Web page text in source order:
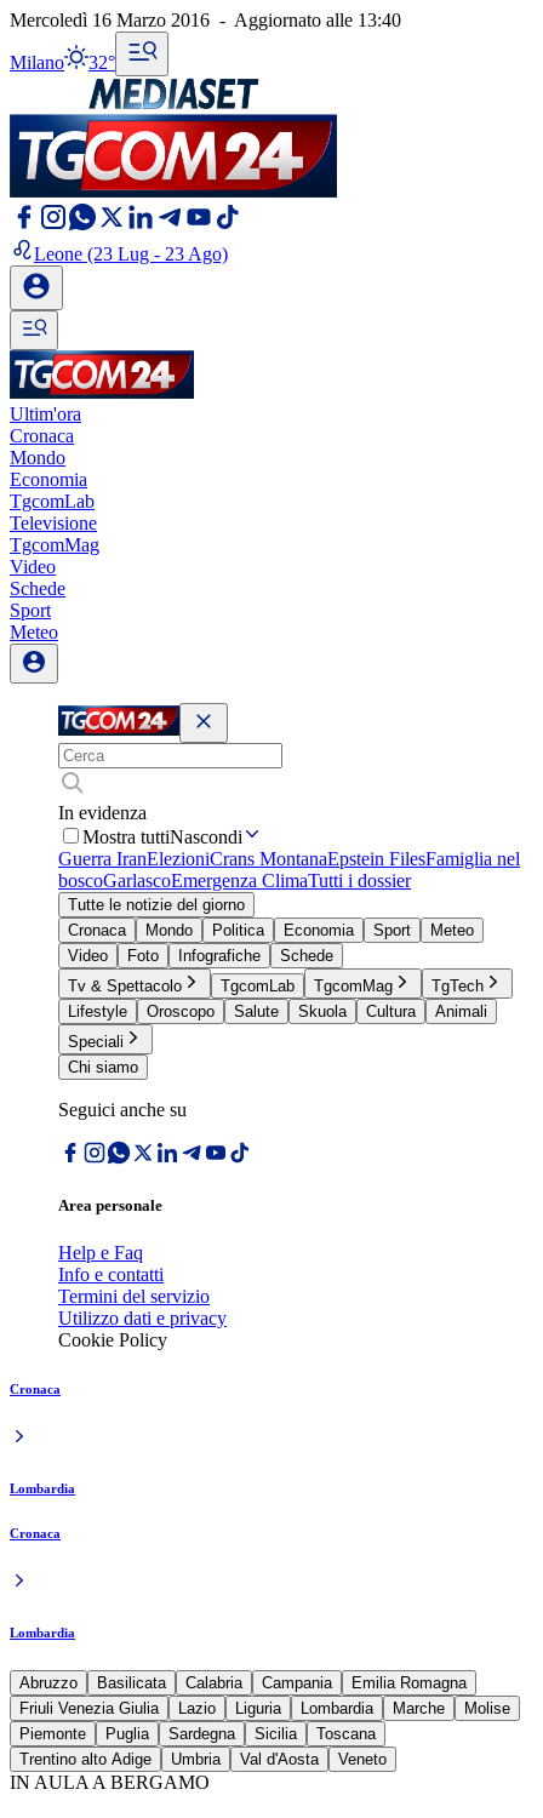
Mercoledì 16 Marzo 2016 - Aggiornato alle 13:40
Milano 32°
Leone (23 Lug - 23 Ago)
Ultim'ora
Cronaca
Mondo
Economia
TgcomLab
Televisione
TgcomMag
Video
Schede
Sport
Meteo
In evidenza
Mostra tuttiNascondi
Guerra IranElezioniCrans MontanaEpstein FilesFamiglia nel
boscoGarlascoEmergenza ClimaTutti i dossier
Tutte le notizie del giorno
Cronaca
Mondo Politica Economia Sport
Meteo
Video
Foto Infografiche
Schede
Tv & Spettacolo
TgcomLab TgcomMag
TgTech
Lifestyle
Oroscopo Salute Skuola Cultura
Animali
Speciali
Chi siamo
Seguici anche su
Area personale
Help e Faq
Info e contatti
Termini del servizio
Utilizzo dati e privacy
Cookie Policy
Cronaca
Lombardia
Cronaca
Lombardia
Abruzzo Basilicata Calabria Campania
Emilia Romagna
Friuli Venezia Giulia
Lazio Liguria Lombardia Marche
Molise
Piemonte
Puglia Sardegna Sicilia
Toscana
Trentino alto Adige
Umbria Val d'Aosta Veneto
IN AULA A BERGAMO